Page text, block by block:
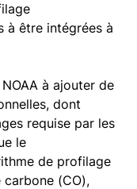
à être intégrées à
à ajouter de
dont
requise par les
le
de profilage
(CO),